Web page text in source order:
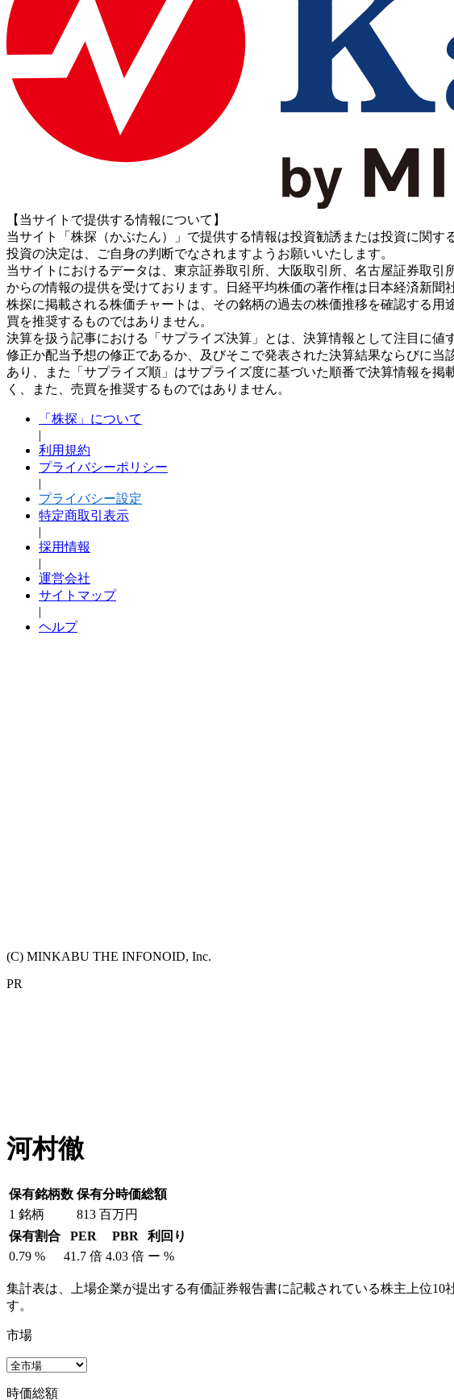
【当サイトで提供する情報について】
当サイト「株探（かぶたん）」で提供する情報は投資勧誘または投資に関す
投資の決定は、ご自身の判断でなされますようお願いいたします。
当サイトにおけるデータは、東京証券取引所、大阪取引所、名古屋証券取引
からの情報の提供を受けております。日経平均株価の著作権は日本経済新聞
株探に掲載される株価チャートは、その銘柄の過去の株価推移を確認する
買を推奨するものではありません。
決算を扱う記事における「サプライズ決算」とは、決算情報として注目に
修正か配当予想の修正であるか、及びそこで発表された決算結果ならびに
あり、また「サプライズ順」はサプライズ度に基づいた順番で決算情報を
く、また、売買を推奨するものではありません。
「株探」について
|
利用規約
プライバシーポリシー
|
プライバシー設定
特定商取引表示
|
採用情報
|
運営会社
サイトマップ
|
ヘルプ
(C) MINKABU THE INFONOID, Inc.
PR
河村徹
保有銘柄数 保有分時価総額
1 銘柄 813 百万円
保有割合
PER PBR
利回り
0.79 % 41.7 倍 4.03 倍 ー %
集計表は、上場企業が提出する有価証券報告書に記載されている株主上位
す。
市場
時価総額